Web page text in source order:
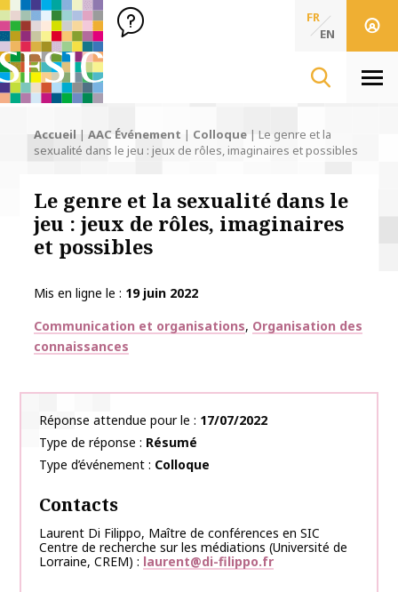
SFSIC Société Française des Sciences de l'Information & de
Société Française des Sciences
de l'Information
FR
EN
Accueil | AAC Événement | Colloque | Le genre et la
sexualité dans le jeu : jeux de rôles, imaginaires et possibles
Le genre et la sexualité dans le
jeu : jeux de rôles, imaginaires
et possibles
Mis en ligne le
19 juin 2022
Thématiques
Communication et organisations Organisation des
connaissances
Réponse attendue pour le
17/07/2022
Type de réponse
Résumé
Type d’événement
Colloque
Contacts
Laurent Di Filippo, Maître de conférences en SIC
Centre de recherche sur les médiations (Université de
Lorraine, CREM)
laurent@di-filippo.fr